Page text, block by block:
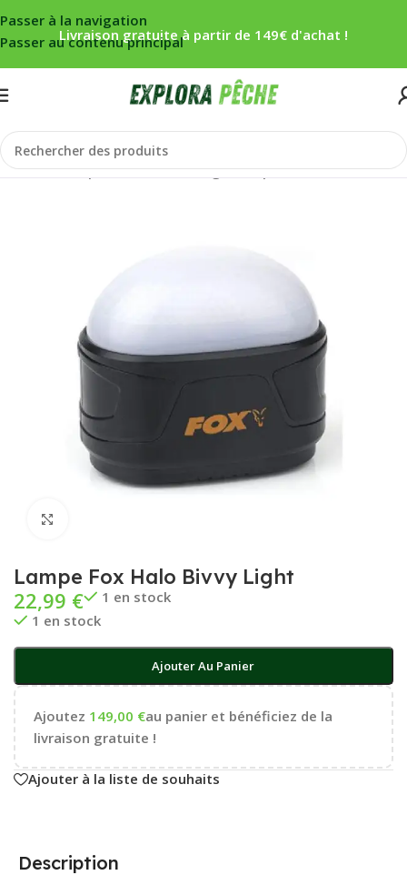
Passer à la navigation
Passer au contenu principal
Livraison gratuite à partir de 149€ d'achat !
Accueil/Carpe/Bivouac/Eclairage/Lampes ÉCLAIRAGE
Lampe Fox Halo Bivvy Light
22,99 €
1 en stock
1 en stock
Ajouter Au Panier
Ajoutez 149,00 €au panier et bénéficiez de la
livraison gratuite !
Ajouter à la liste de souhaits
Description